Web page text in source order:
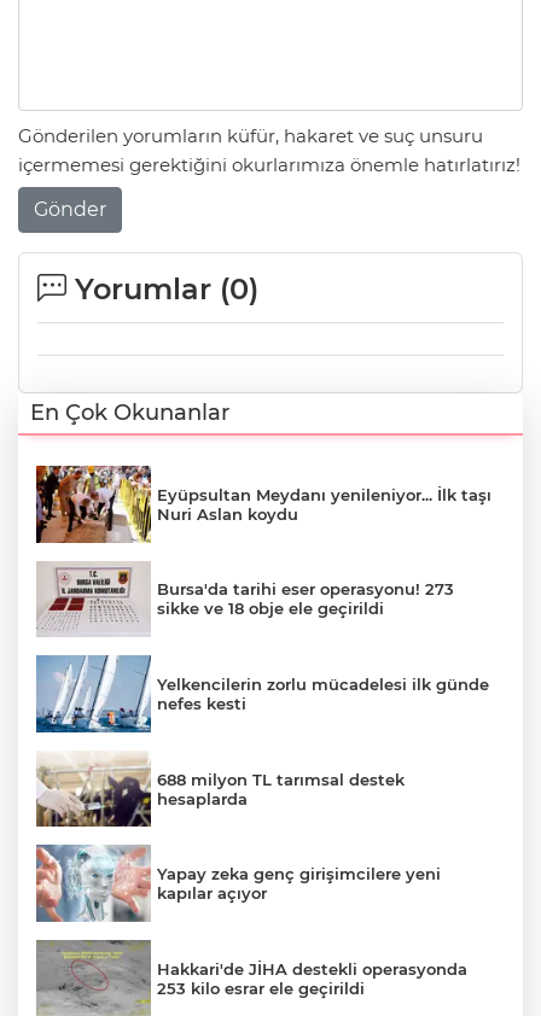
Gönderilen yorumların küfür, hakaret ve suç unsuru
içermemesi gerektiğini okurlarımıza önemle hatırlatırız!
Gönder
Yorumlar (0)
En Çok Okunanlar
Eyüpsultan Meydanı yenileniyor... İlk taşı
Nuri Aslan koydu
Bursa'da tarihi eser operasyonu! 273
sikke ve 18 obje ele geçirildi
Yelkencilerin zorlu mücadelesi ilk günde
nefes kesti
688 milyon TL tarımsal destek
hesaplarda
Yapay zeka genç girişimcilere yeni
kapılar açıyor
Hakkari'de JİHA destekli operasyonda
253 kilo esrar ele geçirildi